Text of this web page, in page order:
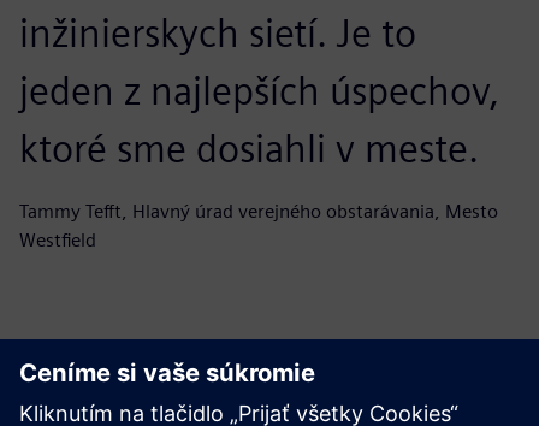
inžinierskych sietí. Je to
jeden z najlepších úspechov,
ktoré sme dosiahli v meste.
Tammy Tefft, Hlavný úrad verejného obstarávania, Mesto
Westfield